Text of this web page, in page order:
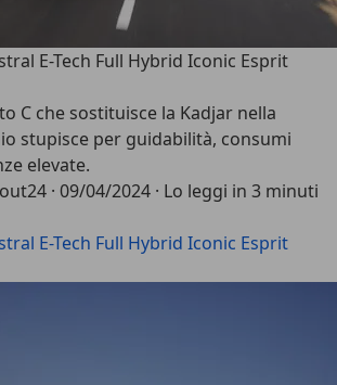
E-Tech Full Hybrid Iconic Esprit
C che sostituisce la Kadjar nella
stupisce per guidabilità, consumi
elevate.
· 09/04/2024 · Lo leggi in 3 minuti
E-Tech Full Hybrid Iconic Esprit